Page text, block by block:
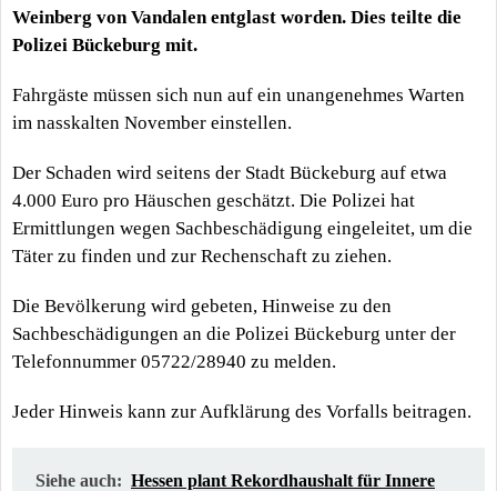
Weinberg von Vandalen entglast worden. Dies teilte die
Polizei Bückeburg mit.
Fahrgäste müssen sich nun auf ein unangenehmes Warten
im nasskalten November einstellen.
Der Schaden wird seitens der Stadt Bückeburg auf etwa
4.000 Euro pro Häuschen geschätzt. Die Polizei hat
Ermittlungen wegen Sachbeschädigung eingeleitet, um die
Täter zu finden und zur Rechenschaft zu ziehen.
Die Bevölkerung wird gebeten, Hinweise zu den
Sachbeschädigungen an die Polizei Bückeburg unter der
Telefonnummer 05722/28940 zu melden.
Jeder Hinweis kann zur Aufklärung des Vorfalls beitragen.
Siehe auch: Hessen plant Rekordhaushalt für Innere